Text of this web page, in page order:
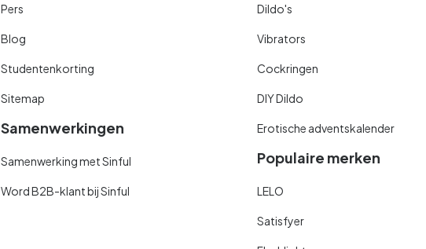
Pers
Blog
Studentenkorting
Sitemap
Samenwerkingen
Samenwerking met Sinful
Word B2B-klant bij Sinful
Dildo's
Vibrators
Cockringen
DIY Dildo
Erotische adventskalender
Populaire merken
LELO
Satisfyer